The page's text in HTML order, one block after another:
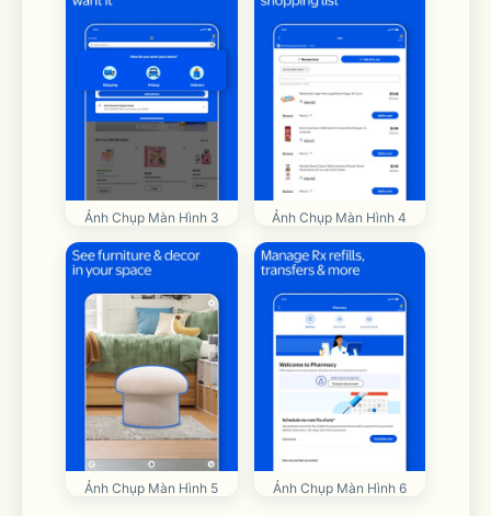
Ảnh Chụp Màn Hình 3 Ảnh Chụp Màn Hình 4
Ảnh Chụp Màn Hình 5 Ảnh Chụp Màn Hình 6